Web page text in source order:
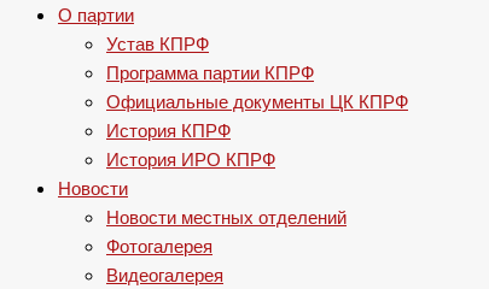
О партии
Устав КПРФ
Программа партии КПРФ
Официальные документы ЦК КПРФ
История КПРФ
История ИРО КПРФ
Новости
Новости местных отделений
Фотогалерея
Видеогалерея